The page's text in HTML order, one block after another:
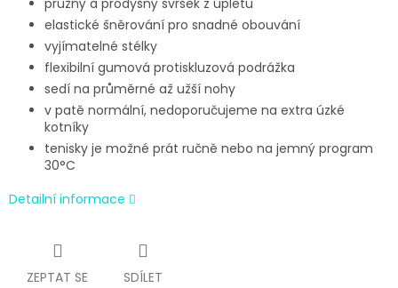
pružný a prodyšný svršek z úpletu
elastické šněrování pro snadné obouvání
vyjímatelné stélky
flexibilní gumová protiskluzová podrážka
sedí na průměrné až užší nohy
v patě normální, nedoporučujeme na extra úzké
kotníky
tenisky je možné prát ručně nebo na jemný program
30°C
Detailní informace
ZEPTAT SE SDÍLET